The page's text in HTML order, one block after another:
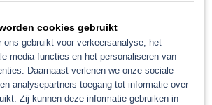
glans in één stap
een 1 step polijstproces
solventen
cookies gebruikt
ons gebruikt voor verkeersanalyse, het
media-functies en het personaliseren van
Daarnaast verlenen we onze sociale
analysepartners toegang tot informatie over
Zij kunnen deze informatie gebruiken in